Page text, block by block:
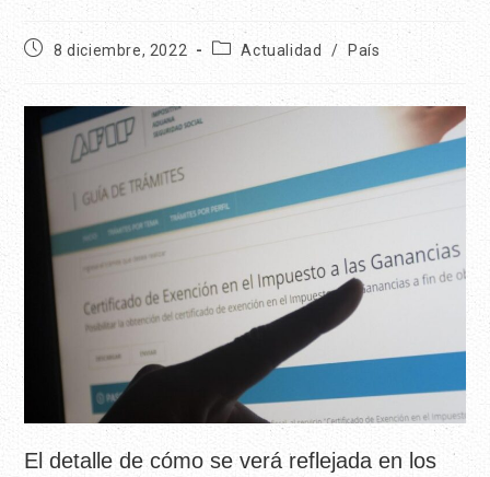
8 diciembre, 2022 Actualidad / País
El detalle de cómo se verá reflejada en los